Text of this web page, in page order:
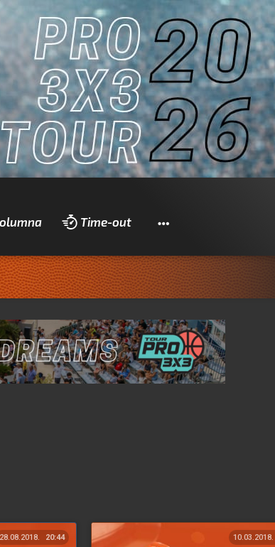
Time-out Pretraži
28.08.2018. 20:44 10.03.2018.